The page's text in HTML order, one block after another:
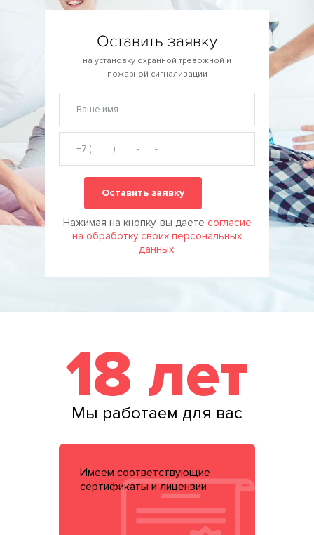
Оставить заявку
на установку охранной тревожной и
пожарной сигнализации
Нажимая на кнопку, вы даете согласие
на обработку своих персональных
данных.
18 лет
Мы работаем для вас
Имеем соответствующие
сертификаты и лицензии